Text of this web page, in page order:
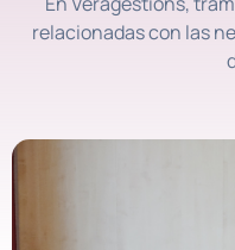
relacionadas con las